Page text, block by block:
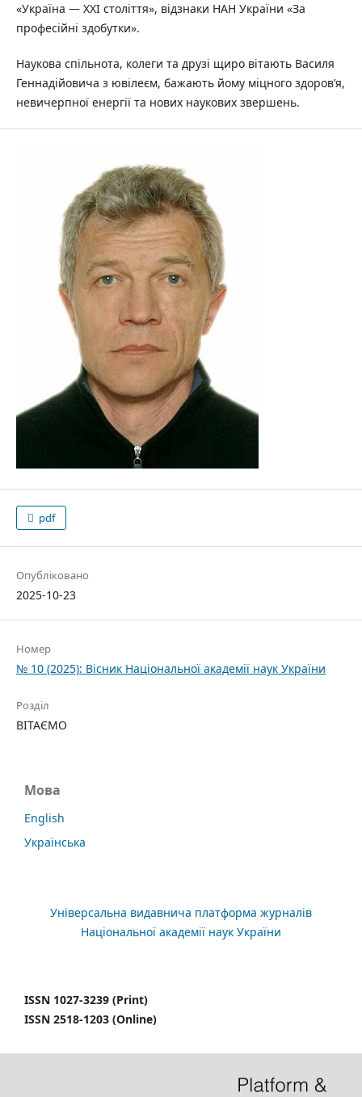
«Україна — ХХІ століття», відзнаки НАН України «За
професійні здобутки».
Наукова спільнота, колеги та друзі щиро вітають Василя
Геннадійовича з ювілеєм, бажають йому міцного здоров’я,
невичерпної енергії та нових наукових звершень.
pdf
Опубліковано
2025-10-23
Номер
№ 10 (2025): Вісник Національної академії наук України
Розділ
ВІТАЄМО
Мова
English
Українська
Універсальна видавнича платформа журналів
Національної академії наук України
ISSN 1027-3239 (Print)
ISSN 2518-1203 (Online)